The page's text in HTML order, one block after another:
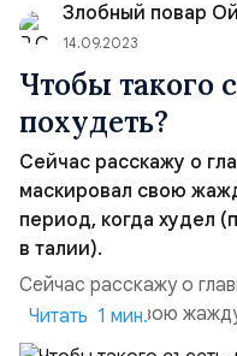
результаты и
только обещает, но и
14.09.2023
Чтобы такого
похудеть?
Сейчас расскажу о
маскировал свою
период, когда худел
в талии).
Сейчас расскажу о
маскировал свою
когда худел (похудел
Читать 1 мин.